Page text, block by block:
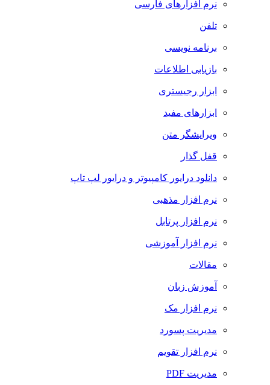
نرم افزارهای فارسی
تلفن
برنامه نویسی
بازیابی اطلاعات
ابزار رجیستری
ابزارهای مفید
ویرایشگر متن
قفل گذار
دانلود درایور کامپیوتر و درایور لپ تاپ
نرم افزار مذهبی
نرم افزار پرتابل
نرم افزار آموزشی
مقالات
آموزش زبان
نرم افزار مک
مدیریت پسورد
نرم افزار تقویم
مدیریت PDF